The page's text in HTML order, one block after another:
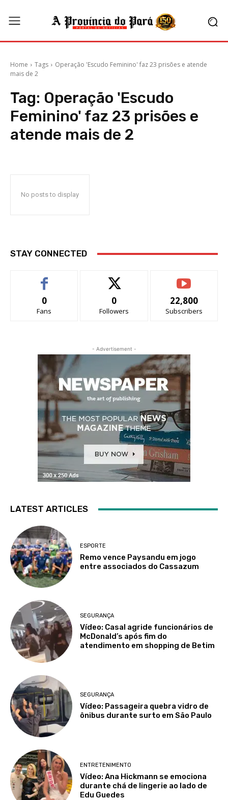
Home Tags
Operação 'Escudo Feminino' faz 23 prisões e atende
mais de 2
Tag: Operação 'Escudo
Feminino' faz 23 prisões e
atende mais de 2
No posts to display
STAY CONNECTED
0
Fans
0
Followers
22,800
Subscribers
- Advertisement -
LATEST ARTICLES
ESPORTE
Remo vence Paysandu em jogo
entre associados do Cassazum
SEGURANÇA
Vídeo: Casal agride funcionários de
McDonald’s após fim do
atendimento em shopping de Betim
SEGURANÇA
Vídeo: Passageira quebra vidro de
ônibus durante surto em São Paulo
ENTRETENIMENTO
Vídeo: Ana Hickmann se emociona
durante chá de lingerie ao lado de
Edu Guedes